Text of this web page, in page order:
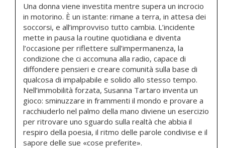
Una donna viene investita mentre supera un incrocio
in motorino. È un istante: rimane a terra, in attesa dei
soccorsi, e all’improvviso tutto cambia. L’incidente
mette in pausa la routine quotidiana e diventa
l’occasione per riflettere sull’impermanenza, la
condizione che ci accomuna alla radio, capace di
diffondere pensieri e creare comunità sulla base di
qualcosa di impalpabile e solido allo stesso tempo.
Nell’immobilità forzata, Susanna Tartaro inventa un
gioco: sminuzzare in frammenti il mondo e provare a
racchiuderlo nel palmo della mano diviene un esercizio
per ritrovare uno sguardo sulla realtà che abbia il
respiro della poesia, il ritmo delle parole condivise e il
sapore delle sue «cose preferite».